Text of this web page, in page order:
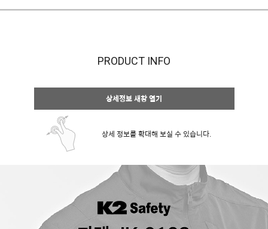
PRODUCT INFO
상세정보 새창 열기
상세 정보를 확대해 보실 수 있습니다.